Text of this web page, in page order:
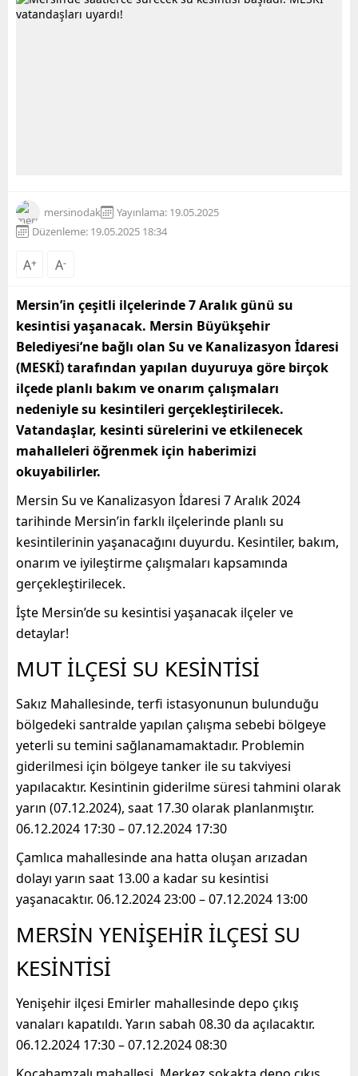
mersinodak
Yayınlama: 19.05.2025
Düzenleme: 19.05.2025 18:34
A+ A-
Mersin’in çeşitli ilçelerinde 7 Aralık günü su
kesintisi yaşanacak. Mersin Büyükşehir
Belediyesi’ne bağlı olan Su ve Kanalizasyon İdaresi
(MESKİ) tarafından yapılan duyuruya göre birçok
ilçede planlı bakım ve onarım çalışmaları
nedeniyle su kesintileri gerçekleştirilecek.
Vatandaşlar, kesinti sürelerini ve etkilenecek
mahalleleri öğrenmek için haberimizi
okuyabilirler.
Mersin Su ve Kanalizasyon İdaresi 7 Aralık 2024
tarihinde Mersin’in farklı ilçelerinde planlı su
kesintilerinin yaşanacağını duyurdu. Kesintiler, bakım,
onarım ve iyileştirme çalışmaları kapsamında
gerçekleştirilecek.
İşte Mersin’de su kesintisi yaşanacak ilçeler ve
detaylar!
MUT İLÇESİ SU KESİNTİSİ
Sakız Mahallesinde, terfi istasyonunun bulunduğu
bölgedeki santralde yapılan çalışma sebebi bölgeye
yeterli su temini sağlanamamaktadır. Problemin
giderilmesi için bölgeye tanker ile su takviyesi
yapılacaktır. Kesintinin giderilme süresi tahmini olarak
yarın (07.12.2024), saat 17.30 olarak planlanmıştır.
06.12.2024 17:30 – 07.12.2024 17:30
Çamlıca mahallesinde ana hatta oluşan arızadan
dolayı yarın saat 13.00 a kadar su kesintisi
yaşanacaktır. 06.12.2024 23:00 – 07.12.2024 13:00
MERSİN YENİŞEHİR İLÇESİ SU
KESİNTİSİ
Yenişehir ilçesi Emirler mahallesinde depo çıkış
vanaları kapatıldı. Yarın sabah 08.30 da açılacaktır.
06.12.2024 17:30 – 07.12.2024 08:30